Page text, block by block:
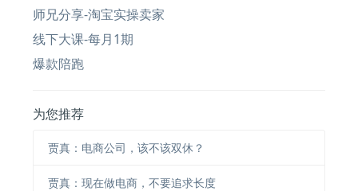
师兄分享-淘宝实操卖家
线下大课-每月1期
爆款陪跑
为您推荐
贾真：电商公司，该不该双休？
贾真：现在做电商，不要追求长度